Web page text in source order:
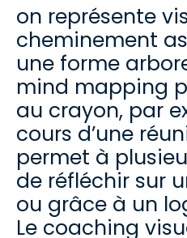
on représente
cheminement
une forme
mind mapping
au crayon, par
cours d’une
permet à
de réfléchir sur
ou grâce à un
Le coaching